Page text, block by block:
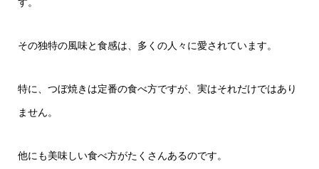
す。
その独特の風味と食感は、多くの人々に愛されています。
特に、つぼ焼きは定番の食べ方ですが、実はそれだけではあり
ません。
他にも美味しい食べ方がたくさんあるのです。